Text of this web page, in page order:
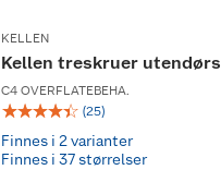
KELLEN
Kellen treskruer utendørs
C4 OVERFLATEBEHA.
☆☆☆☆☆ (25)
Finnes i 2 varianter
Finnes i 37 størrelser